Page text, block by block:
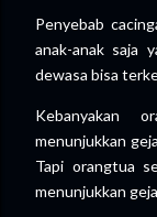
Penyebab
anak-anak saja
dewasa bisa
Kebanyakan
menunjukkan
Tapi orangtua
menunjukkan